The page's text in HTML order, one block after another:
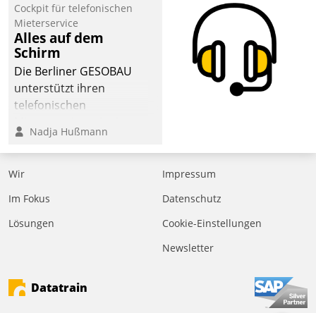
der
Wohnungswirtschaft“.
Bewerben können sich
dafür ein Team
bestehend aus
Wohnungsunternehmen
und PropTech.
Cockpit für telefonischen
Mieterservice
Alles auf dem
Schirm
Die Berliner GESOBAU
unterstützt ihren
telefonischen
digitalen Cockpit, das
situationsbezogen
passende Fragen und
Eine intuitive
Dialogführung ermöglicht
effizienter zu bearbeiten.
Nadja Hußmann
Wir
Im Fokus
Lösungen
Impressum
Datenschutz
Cookie-Einstellungen
Newsletter
Datatrain